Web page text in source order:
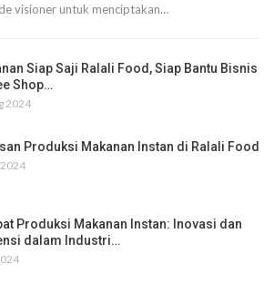
visioner untuk menciptakan…
Siap Saji Ralali Food, Siap Bantu Bisnis
Shop…
2024
Produksi Makanan Instan di Ralali Food
Produksi Makanan Instan: Inovasi dan
dalam Industri…